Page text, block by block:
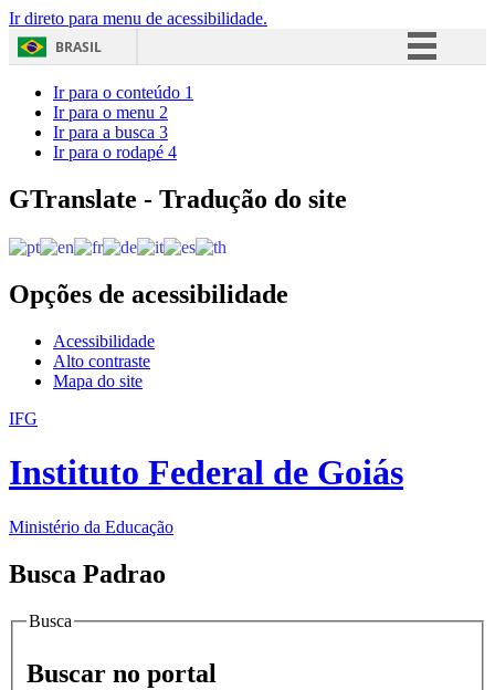
Ir direto para menu de acessibilidade.
BRASIL
Acesso à informação
Ir para o conteúdo 1
Ir para o menu 2
Ir para a busca 3
Ir para o rodapé 4
GTranslate - Tradução do site
Opções de acessibilidade
Acessibilidade
Alto contraste
Mapa do site
IFG
Instituto Federal de Goiás
Ministério da Educação
Busca Padrao
Busca
Buscar no portal